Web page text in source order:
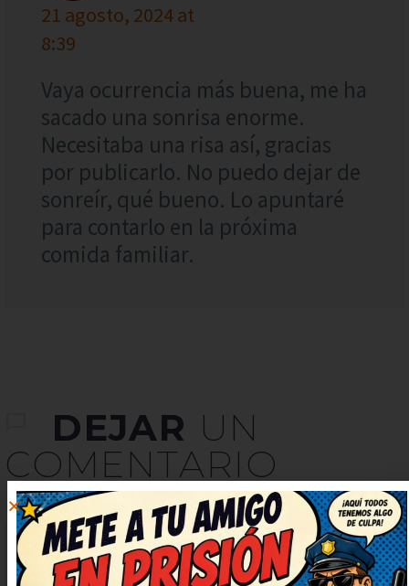
21 agosto, 2024 at
8:39
Vaya ocurrencia más buena, me ha
sacado una sonrisa enorme.
Necesitaba una risa así, gracias
por publicarlo. No puedo dejar de
sonreír, qué bueno. Lo apuntaré
para contarlo en la próxima
comida familiar.
DEJAR UN
COMENTARIO